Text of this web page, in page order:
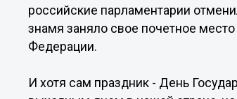
российские парламентарии
знамя заняло свое почетное
Федерации.
И хотя сам праздник - День